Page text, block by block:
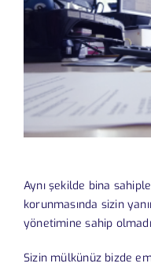
Aynı şekilde bina
korunmasında sizin
yönetimine sahip
Sizin mülkünüz bizde